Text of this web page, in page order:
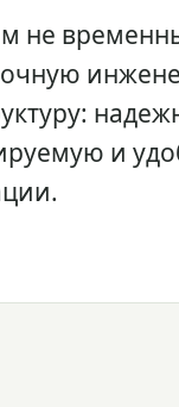
не
и